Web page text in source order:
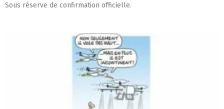
Sous réserve de confirmation officielle.